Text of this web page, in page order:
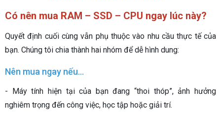
Có nên mua RAM – SSD – CPU ngay lúc này?
Quyết định cuối cùng vẫn phụ thuộc vào nhu cầu thực tế của
bạn. Chúng tôi chia thành hai nhóm để dễ hình dung:
Nên mua ngay nếu…
- Máy tính hiện tại của bạn đang “thoi thóp”, ảnh hưởng
nghiêm trọng đến công việc, học tập hoặc giải trí.